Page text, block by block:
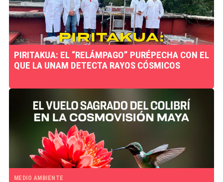
PIRITAKUA: EL “RELÁMPAGO” PURÉPECHA CON EL
QUE LA UNAM DETECTA RAYOS CÓSMICOS
MEDIO AMBIENTE